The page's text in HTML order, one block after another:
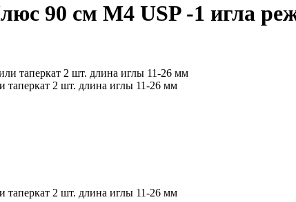
90 см М4 USP -1 игла
2 шт. длина иглы 11-26 мм
2 шт. длина иглы 11-26 мм